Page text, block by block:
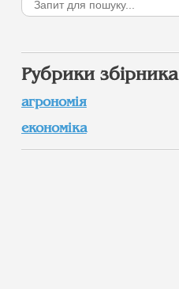
Рубрики збірника
агрономія
економіка